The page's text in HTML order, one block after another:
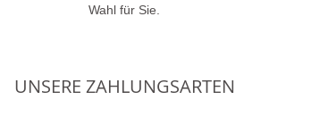
Wahl für Sie.
UNSERE ZAHLUNGSARTEN